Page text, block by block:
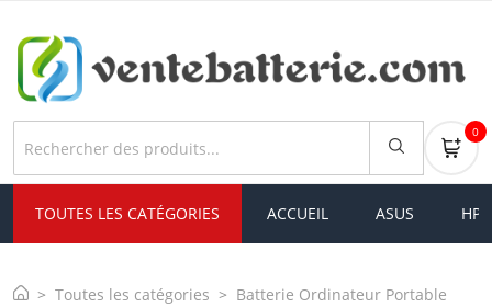
0
TOUTES LES CATÉGORIES ACCUEIL ASUS HP
Toutes les catégories
Batterie Ordinateur Portable